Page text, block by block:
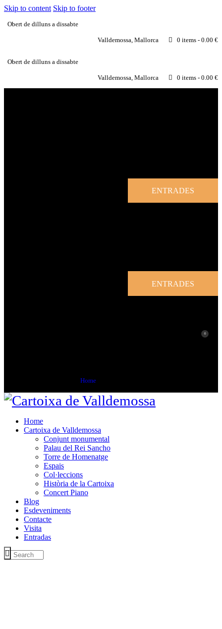
Skip to content Skip to footer
Obert de dilluns a dissabte
Valldemossa, Mallorca 0 items - 0.00 €
Obert de dilluns a dissabte
Valldemossa, Mallorca 0 items - 0.00 €
ENTRADES
ENTRADES
0
Home
Home
Cartoixa de Valldemossa
Conjunt monumental
Palau del Rei Sancho
Torre de Homenatge
Espais
Col·leccions
Història de la Cartoixa
Concert Piano
Blog
Esdeveniments
Contacte
Visita
Entradas